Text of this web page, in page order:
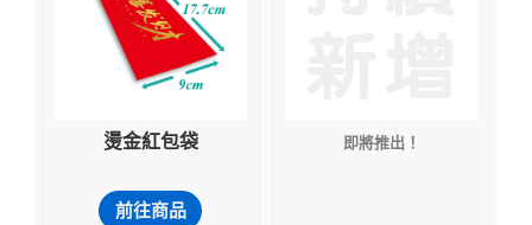
燙金紅包袋
前往商品
即將推出！